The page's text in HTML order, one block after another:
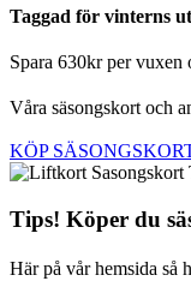
Taggad för vinterns
Spara 630kr per
Våra säsongskort och
KÖP
Tips! Köper du
Här på vår hemsida så